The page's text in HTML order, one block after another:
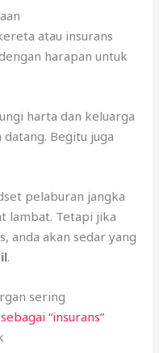
atau insurans
harapan untuk
harta dan keluarga
Begitu juga
pelaburan jangka
lambat. Tetapi jika
anda akan sedar yang
.
sering
“insurans”